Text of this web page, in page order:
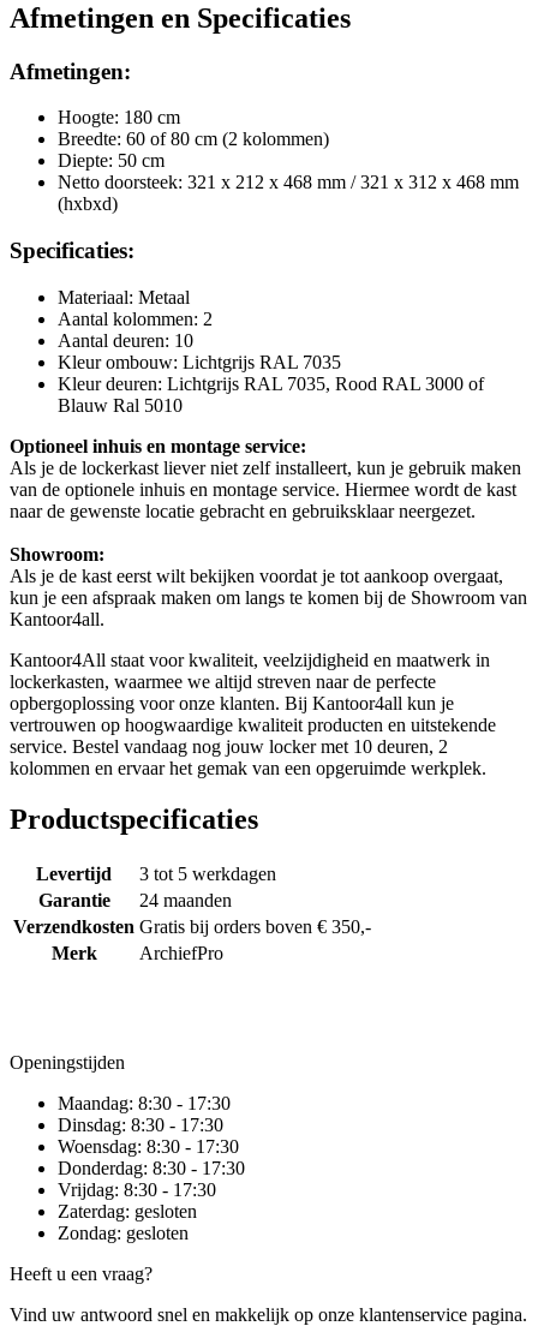
Afmetingen en Specificaties
Afmetingen:
Hoogte: 180 cm
Breedte: 60 of 80 cm (2 kolommen)
Diepte: 50 cm
Netto doorsteek: 321 x 212 x 468 mm / 321 x 312 x 468 mm
(hxbxd)
Specificaties:
Materiaal: Metaal
Aantal kolommen: 2
Aantal deuren: 10
Kleur ombouw: Lichtgrijs RAL 7035
Kleur deuren: Lichtgrijs RAL 7035, Rood RAL 3000 of
Blauw Ral 5010
Optioneel inhuis en montage service:
Als je de lockerkast liever niet zelf installeert, kun je gebruik maken
van de optionele inhuis en montage service. Hiermee wordt de kast
naar de gewenste locatie gebracht en gebruiksklaar neergezet.
Showroom:
Als je de kast eerst wilt bekijken voordat je tot aankoop overgaat,
kun je een afspraak maken om langs te komen bij de Showroom van
Kantoor4all.
Kantoor4All staat voor kwaliteit, veelzijdigheid en maatwerk in
lockerkasten, waarmee we altijd streven naar de perfecte
opbergoplossing voor onze klanten. Bij Kantoor4all kun je
vertrouwen op hoogwaardige kwaliteit producten en uitstekende
service. Bestel vandaag nog jouw locker met 10 deuren, 2
kolommen en ervaar het gemak van een opgeruimde werkplek.
Productspecificaties
Levertijd
3 tot 5 werkdagen
Garantie
24 maanden
Verzendkosten Gratis bij orders boven € 350,-
Merk
ArchiefPro
Openingstijden
Maandag: 8:30 - 17:30
Dinsdag: 8:30 - 17:30
Woensdag: 8:30 - 17:30
Donderdag: 8:30 - 17:30
Vrijdag: 8:30 - 17:30
Zaterdag: gesloten
Zondag: gesloten
Heeft u een vraag?
Vind uw antwoord snel en makkelijk op onze klantenservice pagina.